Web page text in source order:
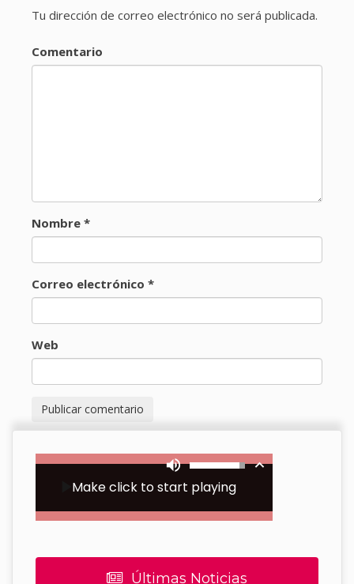
Tu dirección de correo electrónico no será publicada.
Comentario
Nombre *
Correo electrónico *
Web
Últimas Noticias